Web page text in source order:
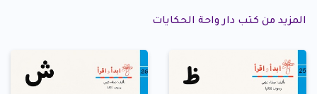
المزيد من كتب دار واحة الحكايات